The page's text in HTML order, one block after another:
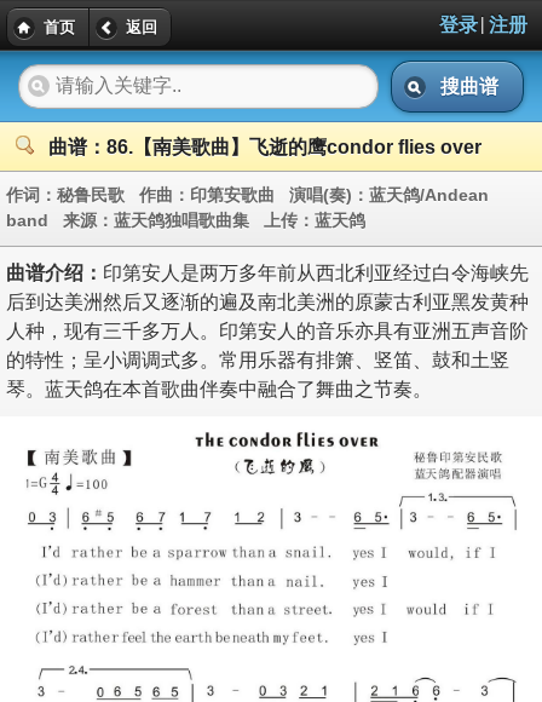
首页 返回 登录| 注册
搜曲谱
曲谱：86.【南美歌曲】飞逝的鹰condor flies over
作词： 秘鲁民歌 作曲： 印第安歌曲 演唱(奏)： 蓝天鸽/Andean
band 来源： 蓝天鸽独唱歌曲集 上传： 蓝天鸽
曲谱介绍： 印第安人是两万多年前从西北利亚经过白令海峡先
后到达美洲然后又逐渐的遍及南北美洲的原蒙古利亚黑发黄种
人种，现有三千多万人。印第安人的音乐亦具有亚洲五声音阶
的特性；呈小调调式多。常用乐器有排箫、竖笛、鼓和土竖
琴。蓝天鸽在本首歌曲伴奏中融合了舞曲之节奏。